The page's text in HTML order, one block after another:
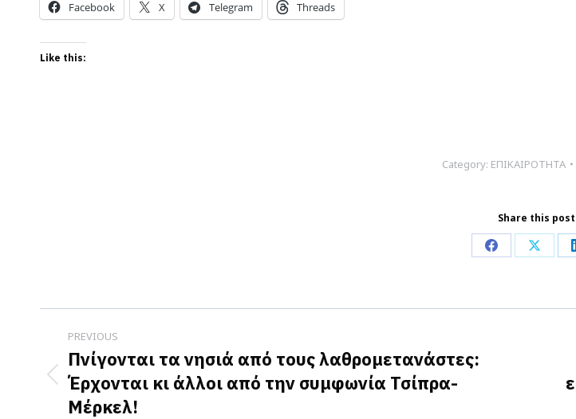
Facebook X Telegram Threads
Like this:
Category: ΕΠΙΚΑΙΡΟΤΗΤΑ
Share this post
Share
Facebook
Share
X
Post
navigation
PREVIOUS
Previous
post:
Πνίγονται τα νησιά από τους λαθρομετανάστες:
Έρχονται κι άλλοι από την συμφωνία Τσίπρα-
Μέρκελ!